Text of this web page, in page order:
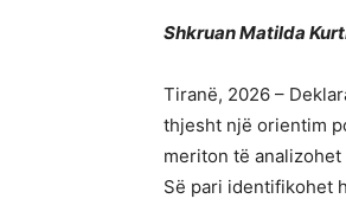
Shkruan Matilda
Tiranë, 2026 –
thjesht një orientim
meriton të
Së pari identifikohet